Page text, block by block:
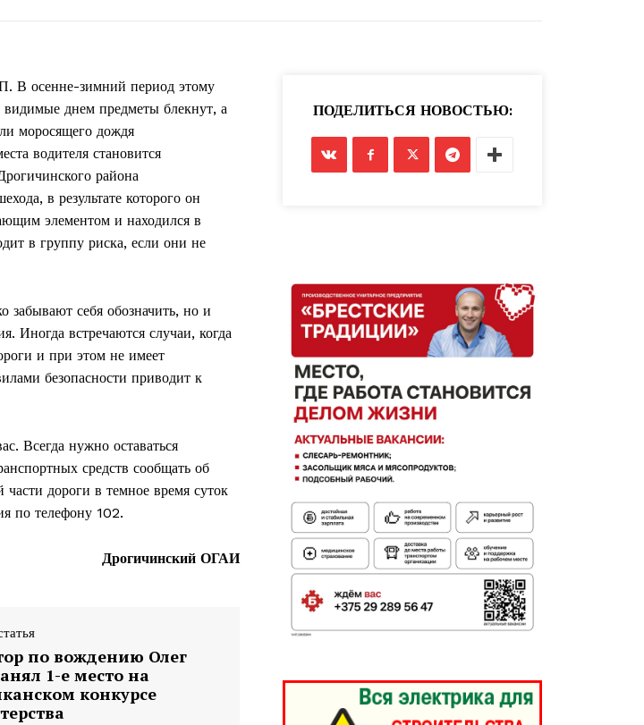
В осенне-зимний период этому
видимые днем предметы блекнут, а
моросящего дождя
водителя становится
района
в результате которого он
элементом и находился в
в группу риска, если они не
забывают себя обозначить, но и
Иногда встречаются случаи, когда
и при этом не имеет
безопасности приводит к
Всегда нужно оставаться
средств сообщать об
дороги в темное время суток
по телефону 102.
Дрогичинский ОГАИ
по вождению Олег
1-е место на
конкурсе
ПОДЕЛИТЬСЯ НОВОСТЬЮ: